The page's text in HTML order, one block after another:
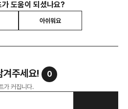
가 도움이 되셨나요?
아쉬워요
겨주세요! 0
가 커집니다.